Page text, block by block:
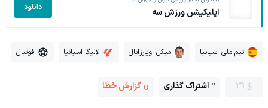
اپلیکیشن ورزش سه دانلود
تیم ملی اسپانیا میکل اویارزابال لالیگا اسپانیا فوتبال
31 اشتراک گذاری گزارش خطا